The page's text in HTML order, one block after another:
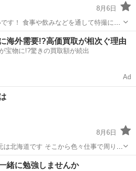
8月6日
す！ 食事や飲みなどを通して特撮につ
てます！ 私は20歳男で仮面ライダー、
に仮面ライダーオーズ、ゴーカイジャー
海外需要!?高価買取が相次ぐ理由
宝物に!?驚きの買取額が続出
Ad
8月6日
北海道です そこから色々仕事で周り今
は音楽、スポーツになります！ バツあ
でも！ なので気楽にメッセージくださ
友達
緒に勉強しませんか